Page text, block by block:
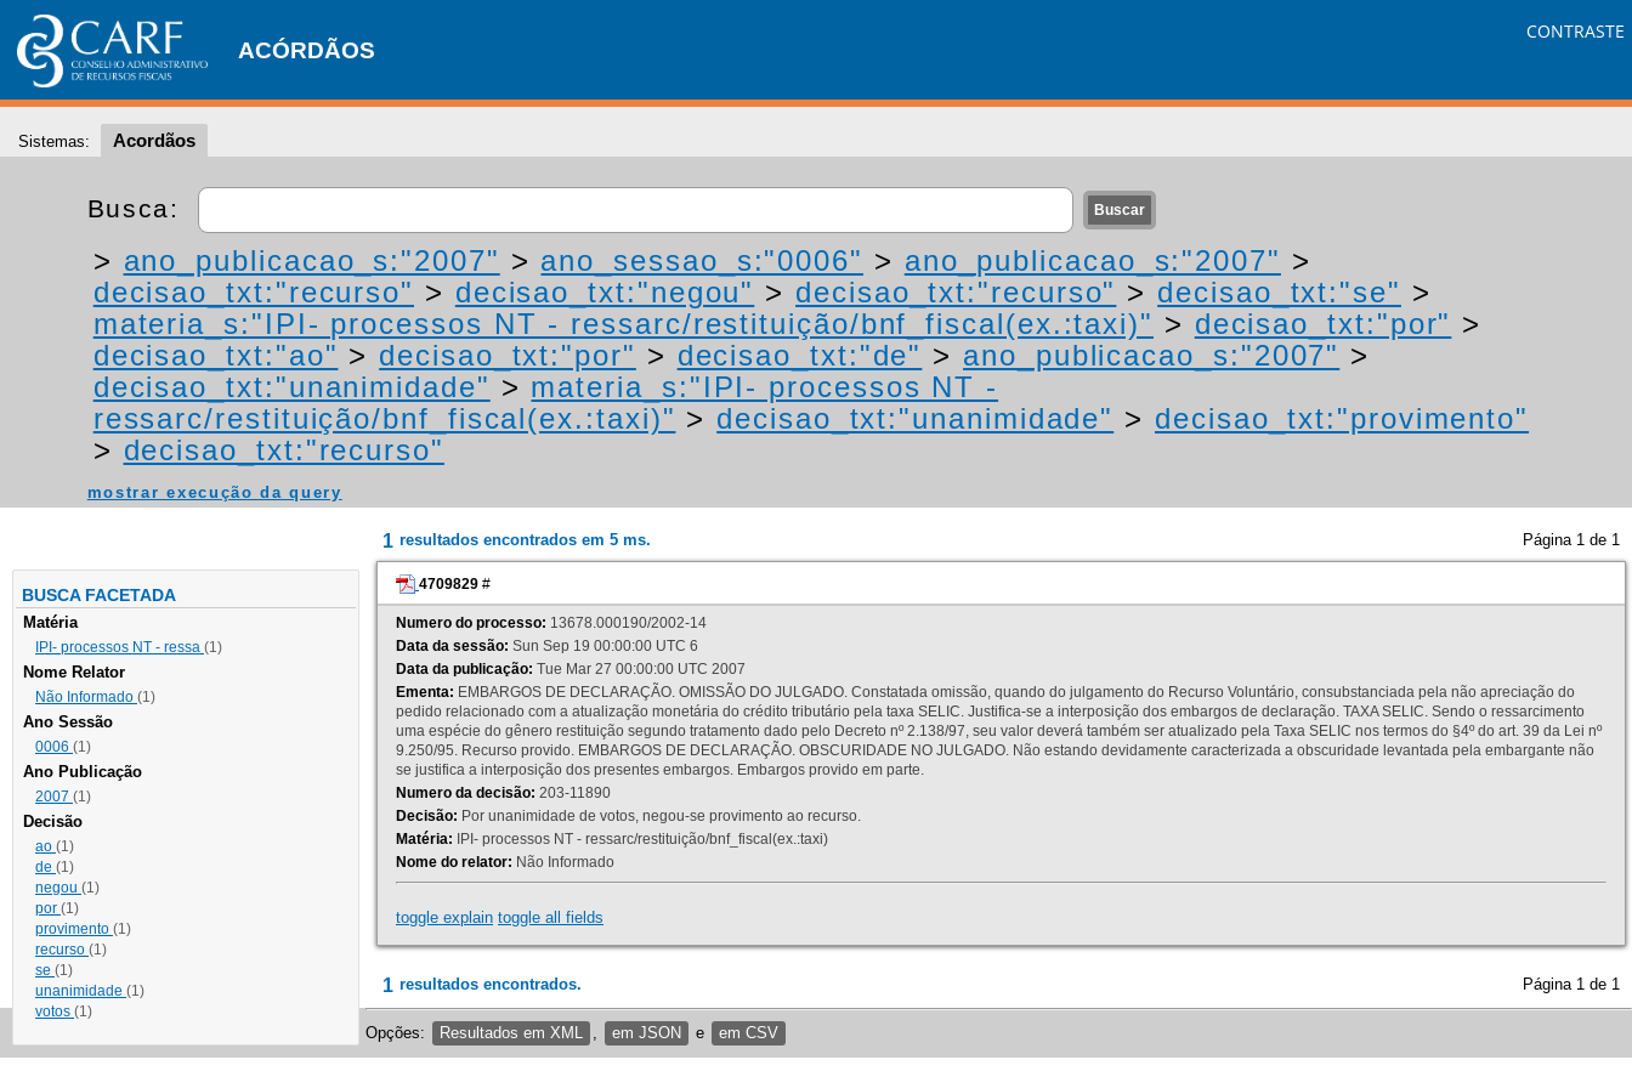
ACÓRDÃOS
CONTRASTE
Sistemas: Acordãos
Busca:
> ano_publicacao_s:"2007" > ano_sessao_s:"0006" > ano_publicacao_s:"2007" >
decisao_txt:"recurso" > decisao_txt:"negou" > decisao_txt:"recurso" > decisao_txt:"se" >
materia_s:"IPI- processos NT - ressarc/restituição/bnf_fiscal(ex.:taxi)" > decisao_txt:"por" >
decisao_txt:"ao" > decisao_txt:"por" > decisao_txt:"de" > ano_publicacao_s:"2007" >
decisao_txt:"unanimidade" > materia_s:"IPI- processos NT -
ressarc/restituição/bnf_fiscal(ex.:taxi)" > decisao_txt:"unanimidade" > decisao_txt:"provimento"
> decisao_txt:"recurso"
mostrar execução da query
BUSCA FACETADA
Matéria
IPI- processos NT - ressa (1)
Nome Relator
Não Informado (1)
Ano Sessão
0006 (1)
Ano Publicação
2007 (1)
Decisão
ao (1)
de (1)
negou (1)
por (1)
provimento (1)
recurso (1)
se (1)
unanimidade (1)
votos (1)
1 resultados encontrados em 5 ms. Página 1 de 1
4709829 #
Numero do processo: 13678.000190/2002-14
Data da sessão: Sun Sep 19 00:00:00 UTC 6
Data da publicação: Tue Mar 27 00:00:00 UTC 2007
Ementa: EMBARGOS DE DECLARAÇÃO. OMISSÃO DO JULGADO. Constatada omissão, quando do julgamento do Recurso Voluntário, consubstanciada pela não apreciação do
pedido relacionado com a atualização monetária do crédito tributário pela taxa SELIC. Justifica-se a interposição dos embargos de declaração. TAXA SELIC. Sendo o ressarcimento
uma espécie do gênero restituição segundo tratamento dado pelo Decreto nº 2.138/97, seu valor deverá também ser atualizado pela Taxa SELIC nos termos do §4º do art. 39 da Lei nº
9.250/95. Recurso provido. EMBARGOS DE DECLARAÇÃO. OBSCURIDADE NO JULGADO. Não estando devidamente caracterizada a obscuridade levantada pela embargante não
se justifica a interposição dos presentes embargos. Embargos provido em parte.
Numero da decisão: 203-11890
Decisão: Por unanimidade de votos, negou-se provimento ao recurso.
Matéria: IPI- processos NT - ressarc/restituição/bnf_fiscal(ex.:taxi)
Nome do relator: Não Informado
toggle explain toggle all fields
1 resultados encontrados. Página 1 de 1
Opções: Resultados em XML em JSON e em CSV